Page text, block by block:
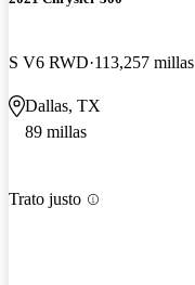
S V6 RWD 113,257 millas
Dallas, TX
89 millas
Trato justo